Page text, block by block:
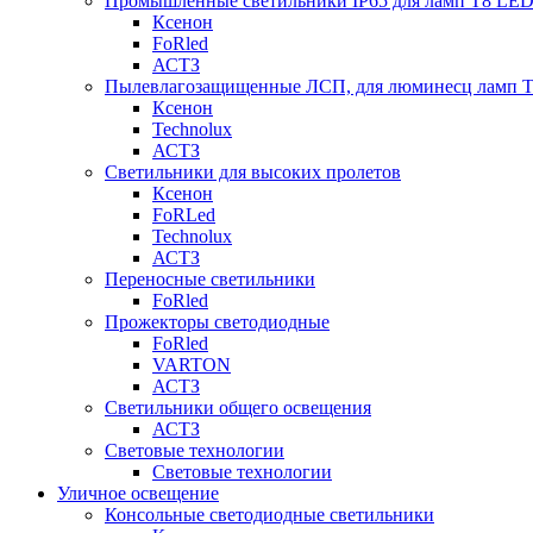
Ксенон
FoRled
АСТЗ
Пылевлагозащищенные ЛСП, для люминесц ламп
Ксенон
Technolux
АСТЗ
Светильники для высоких пролетов
Ксенон
FoRLed
Technolux
АСТЗ
Переносные светильники
FoRled
Прожекторы светодиодные
FoRled
VARTON
АСТЗ
Светильники общего освещения
АСТЗ
Световые технологии
Световые технологии
Уличное освещение
Консольные светодиодные светильники